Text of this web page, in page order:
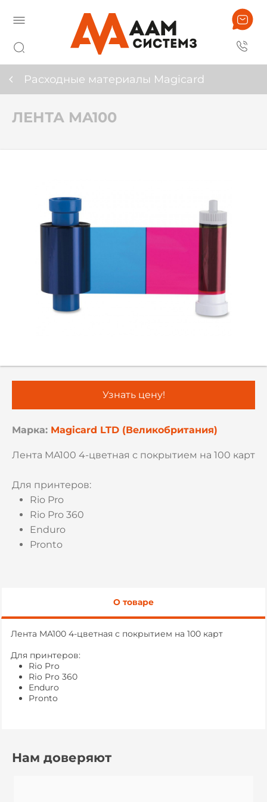
Расходные материалы Magicard
ЛЕНТА MA100
Марка: Magicard LTD (Великобритания)
Лента MA100 4-цветная с покрытием на 100 карт
Для принтеров:
Rio Pro
Rio Pro 360
Enduro
Pronto
Узнать цену!
О товаре
Лента MA100 4-цветная с покрытием на 100 карт
Для принтеров:
Rio Pro
Rio Pro 360
Enduro
Pronto
Нам доверяют